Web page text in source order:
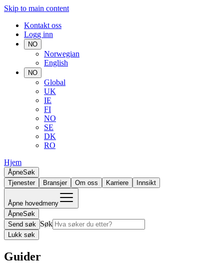
Skip to main content
Kontakt oss
Logg inn
NO
Norwegian
English
NO
Global
UK
IE
FI
NO
SE
DK
RO
Hjem
ÅpneSøk
Tjenester
Bransjer Om oss Karriere Innsikt
Åpne hovedmeny
ÅpneSøk
Send søk Søk
Lukk søk
Guider